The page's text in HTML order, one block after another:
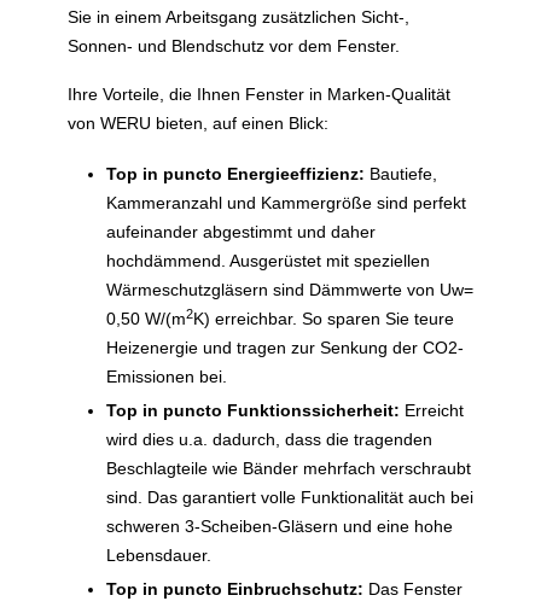
Sie in einem Arbeitsgang zusätzlichen Sicht-,
Sonnen- und Blendschutz vor dem Fenster.
Ihre Vorteile, die Ihnen Fenster in Marken-Qualität
von WERU bieten, auf einen Blick:
Top in puncto Energieeffizienz: Bautiefe,
Kammeranzahl und Kammergröße sind perfekt
aufeinander abgestimmt und daher
hochdämmend. Ausgerüstet mit speziellen
Wärmeschutzgläsern sind Dämmwerte von Uw=
0,50 W/(m2K) erreichbar. So sparen Sie teure
Heizenergie und tragen zur Senkung der CO2-
Emissionen bei.
Top in puncto Funktionssicherheit: Erreicht
wird dies u.a. dadurch, dass die tragenden
Beschlagteile wie Bänder mehrfach verschraubt
sind. Das garantiert volle Funktionalität auch bei
schweren 3-Scheiben-Gläsern und eine hohe
Lebensdauer.
Top in puncto Einbruchschutz: Das Fenster